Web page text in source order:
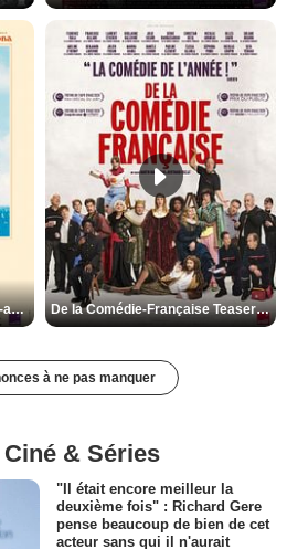
Les Matins merveilleux Bande-annonce VF De la Comédie-Française Teaser VF
à ne pas manquer
& Séries
"Il était encore meilleur la
deuxième fois" : Richard Gere
pense beaucoup de bien de cet
acteur sans qui il n'aurait